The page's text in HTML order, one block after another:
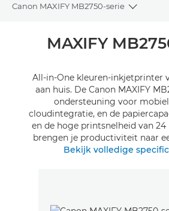
Canon MAXIFY MB2750-serie
Toggle
Overzicht
Reviews
Support
MAXIFY
All-in-One kleuren-inkjetprinter
aan huis. De Canon MAXIFY
ondersteuning voor
cloudintegratie, en de
en de hoge printsnelheid van
brengen je productiviteit naar
Bekijk volledige